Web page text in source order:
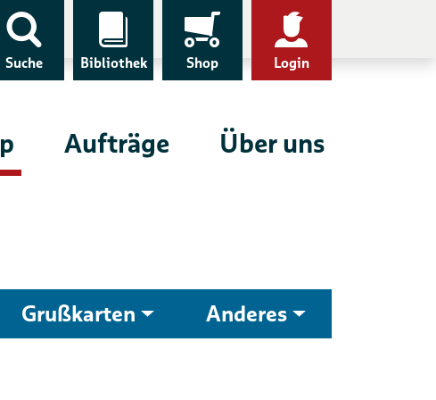
Suche Bibliothek Shop Login
Aufträge Über uns
Grußkarten Anderes